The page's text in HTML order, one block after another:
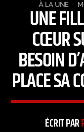
À LA UNE
UNE
CŒUR
BESOIN
PLACE SA
ÉCRIT PAR